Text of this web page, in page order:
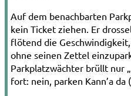
Auf dem benachbarten
kein Ticket ziehen. Er drossel
flötend die
ohne seinen Zettel
Parkplatzwächter brüllt nur „
fort: nein, parken Kann’a da